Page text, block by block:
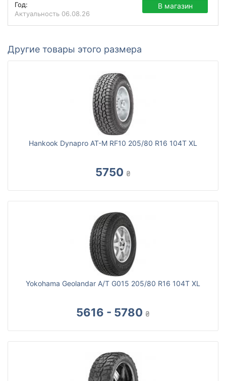
Год:
Актуальность 06.08.26
В магазин
Другие товары этого размера
Hankook Dynapro AT-M RF10 205/80 R16 104T XL
5750 ₴
Yokohama Geolandar A/T G015 205/80 R16 104T XL
5616 - 5780 ₴